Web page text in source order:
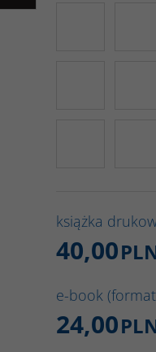
książka
40,00
e-book
24,00